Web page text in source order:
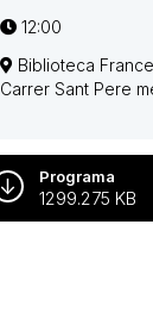
12:00
Biblioteca
Carrer Sant Pere
Programa
1299.275 KB